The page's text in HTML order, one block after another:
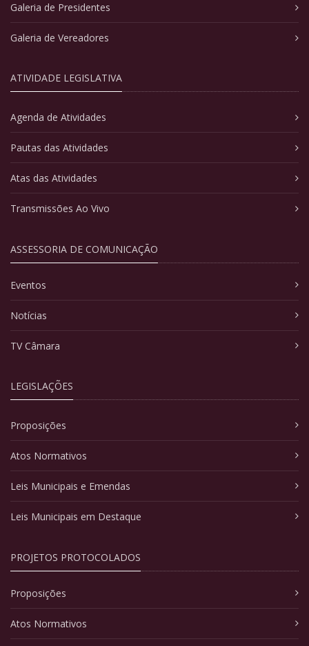
Galeria de Presidentes
Galeria de Vereadores
ATIVIDADE LEGISLATIVA
Agenda de Atividades
Pautas das Atividades
Atas das Atividades
Transmissões Ao Vivo
ASSESSORIA DE COMUNICAÇÃO
Eventos
Notícias
TV Câmara
LEGISLAÇÕES
Proposições
Atos Normativos
Leis Municipais e Emendas
Leis Municipais em Destaque
PROJETOS PROTOCOLADOS
Proposições
Atos Normativos